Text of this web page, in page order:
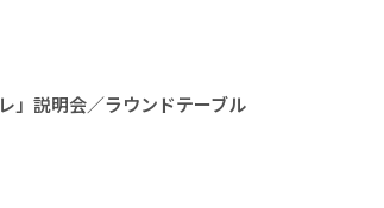
」説明会／ラウンドテーブル